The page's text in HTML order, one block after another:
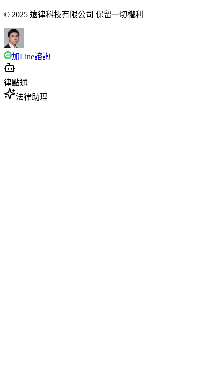
© 2025 遠律科技有限公司 保留一切權利
加Line諮詢
律點通
法律助理